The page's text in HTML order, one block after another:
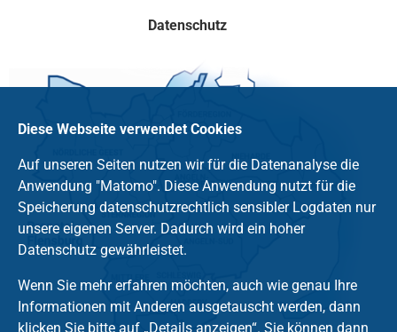
Datenschutz
Diese Webseite verwendet Cookies
Auf unseren Seiten nutzen wir für die Datenanalyse die
Anwendung "Matomo". Diese Anwendung nutzt für die
Speicherung datenschutzrechtlich sensibler Logdaten nur
unsere eigenen Server. Dadurch wird ein hoher
Datenschutz gewährleistet.
Wenn Sie mehr erfahren möchten, auch wie genau Ihre
Informationen mit Anderen ausgetauscht werden, dann
klicken Sie bitte auf „Details anzeigen“. Sie können dann